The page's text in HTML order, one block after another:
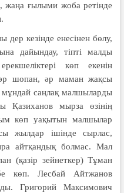
жаңа ғылыми жоба ретінде
дер кезінде енесінен бөлу,
дайындау, тіпті малды
көп екенін
шопан, әр маман жақсы
мұндай саңлақ малшыларды
Қазиханов мырза өзінің
көп уақытын малшылар
жылдар ішінде сырлас,
айтқандық болмас. Мал
(қазір зейнеткер) Тұман
көп. Лесбай Айтжанов
Григорий Максимович